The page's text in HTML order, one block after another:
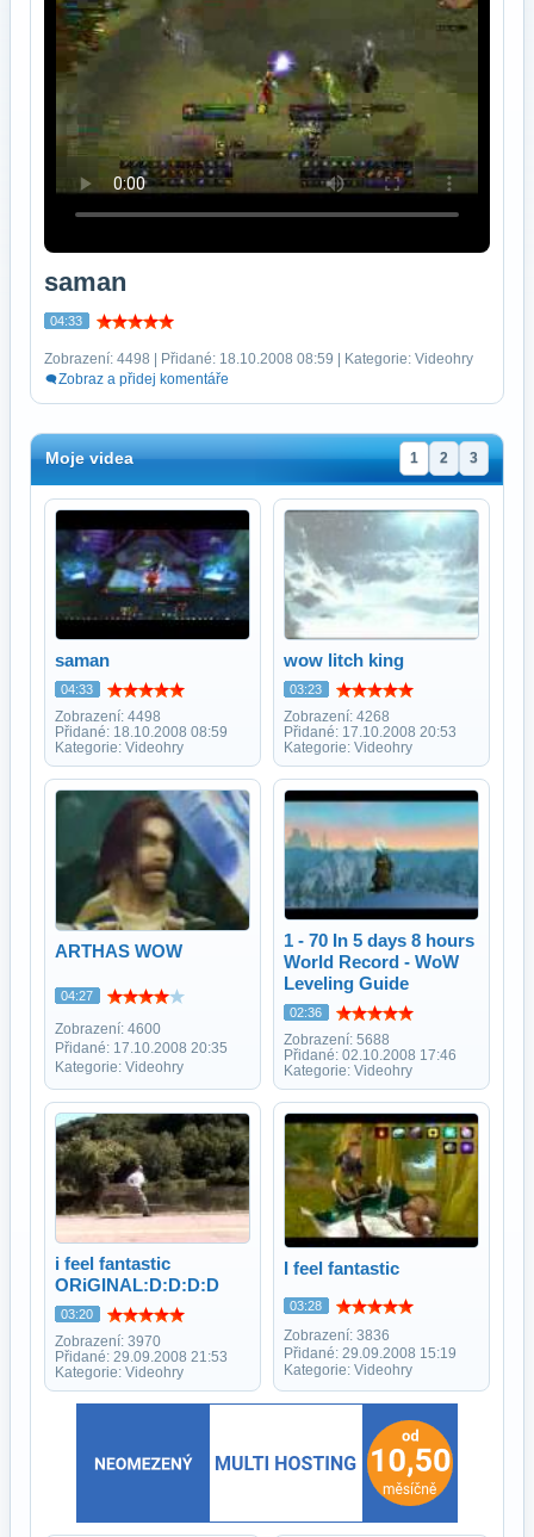
saman
04:33
Zobrazení: 4498 | Přidané: 18.10.2008 08:59 | Kategorie: Videohry
Zobraz a přidej komentáře
Moje videa 1 2 3
saman
04:33
Zobrazení: 4498
Přidané: 18.10.2008 08:59
Kategorie: Videohry
wow litch king
03:23
Zobrazení: 4268
Přidané: 17.10.2008 20:53
Kategorie: Videohry
ARTHAS WOW
04:27
Zobrazení: 4600
Přidané: 17.10.2008 20:35
Kategorie: Videohry
1 - 70 In 5 days 8 hours
World Record - WoW
Leveling Guide
02:36
Zobrazení: 5688
Přidané: 02.10.2008 17:46
Kategorie: Videohry
i feel fantastic
ORiGINAL:D:D:D:D
03:20
Zobrazení: 3970
Přidané: 29.09.2008 21:53
Kategorie: Videohry
I feel fantastic
03:28
Zobrazení: 3836
Přidané: 29.09.2008 15:19
Kategorie: Videohry